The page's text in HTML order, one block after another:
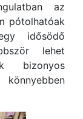
az
pótolhatóak
idősödő
lehet
bizonyos